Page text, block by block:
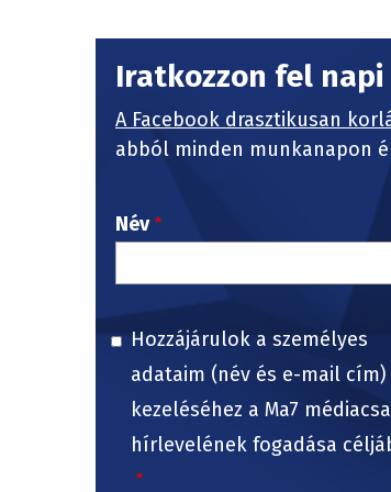
Iratkozzon fel
A Facebook drasztikusan
abból minden munkanapon
Név
Hozzájárulok a személyes
adataim (név és e-mail cím)
kezeléséhez a Ma7
hírlevelének fogadása